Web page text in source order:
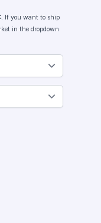
. If you want to ship
in the dropdown